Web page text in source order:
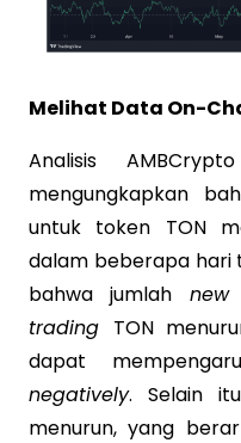
Melihat Data On-
Analisis
mengungkapkan
untuk token TON
dalam beberapa hari
bahwa jumlah new
trading TON
dapat
negatively. Selain
menurun, yang